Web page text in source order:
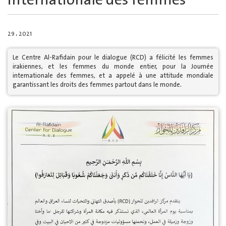
29 ، 2021
Le Centre Al-Rafidain pour le dialogue (RCD) a félicité les femmes
irakiennes, et les femmes du monde entier, pour la Journée
internationale des femmes, et a appelé à une attitude mondiale
garantissant les droits des femmes partout dans le monde.